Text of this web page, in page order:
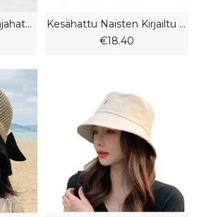
Kaksipuolinen Kalastajahattu Naisten Kesäinen Ohut Aurinkosuoja Musta Muoti
Kesähattu Naisten Kirjailtu Karhukalastajahattu Pieni Aurinkovarjohattu Ulkoopiskelijan Aurinkohattu
€18.40